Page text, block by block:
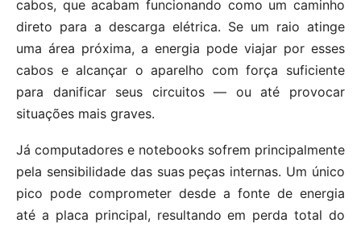
cabos, que acabam funcionando como um caminho
direto para a descarga elétrica. Se um raio atinge
uma área próxima, a energia pode viajar por esses
cabos e alcançar o aparelho com força suficiente
para danificar seus circuitos — ou até provocar
situações mais graves.
Já computadores e notebooks sofrem principalmente
pela sensibilidade das suas peças internas. Um único
pico pode comprometer desde a fonte de energia
até a placa principal, resultando em perda total do